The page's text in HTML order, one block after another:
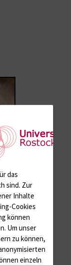
das
sind. Zur
Inhalte
Cookies
können
Um unser
zu können,
einzeln